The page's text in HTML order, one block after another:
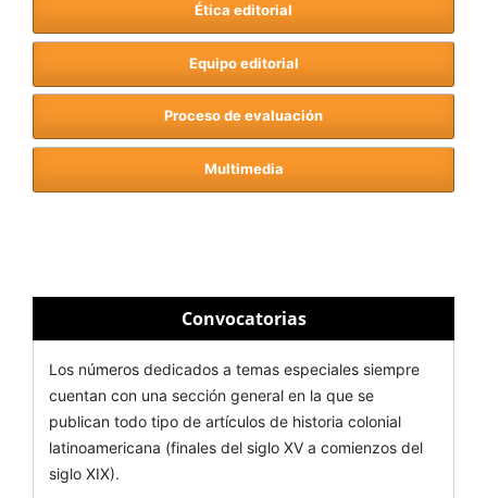
Ética editorial
Equipo editorial
Proceso de evaluación
Multimedia
Convocatorias
Los números dedicados a temas especiales siempre
cuentan con una sección general en la que se
publican todo tipo de artículos de historia colonial
latinoamericana (finales del siglo XV a comienzos del
siglo XIX).